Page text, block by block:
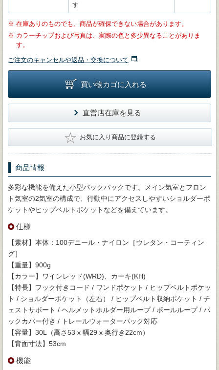
す
※ 在庫ありのものでも、商品が確保できない場合があります。
※ カラーチップおよび写真は、実際の色と多少異なることがありま
す。
ご注文のキャンセルや返品・交換について
買い物カゴに入れる
直営店在庫を見る
★ お気に入り商品に登録する
商品情報
多彩な機能を備えた小型バックパックです。メイン気室とフロン
ト気室の2気室の構成で、行動中にアクセスしやすいショルダーポ
ケットやヒップベルトポケットなどを備えています。
仕様
【素材】本体：100デニール・ナイロン［ウレタン・コーティン
グ］
【重量】900g
【カラー】ワインレッド(WRD)、カーキ(KH)
【特長】フック付きコード / ワンドポケット / ヒップベルトポケッ
ト / ショルダーポケット（左右） / ヒップベルト収納ポケット / チ
ェストサポート / ヘルメットホルダー用ループ / ポールループ / パ
ックカバー付き / トレールウォーターパック対応
【容量】30L（高さ53 x 幅29 x 奥行き22cm）
【背面寸法】53cm
機能